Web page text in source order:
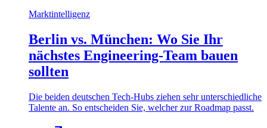
Marktintelligenz
Berlin vs. München: Wo Sie Ihr
nächstes Engineering-Team bauen
sollten
Die beiden deutschen Tech-Hubs ziehen sehr unterschiedliche
Talente an. So entscheiden Sie, welcher zur Roadmap passt.